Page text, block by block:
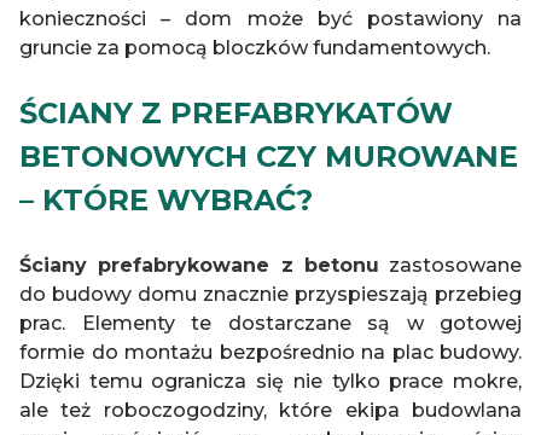
konieczności – dom może być postawiony na
gruncie za pomocą bloczków fundamentowych.
ŚCIANY Z PREFABRYKATÓW
BETONOWYCH CZY MUROWANE
– KTÓRE WYBRAĆ?
Ściany prefabrykowane z betonu zastosowane
do budowy domu znacznie przyspieszają przebieg
prac. Elementy te dostarczane są w gotowej
formie do montażu bezpośrednio na plac budowy.
Dzięki temu ogranicza się nie tylko prace mokre,
ale też roboczogodziny, które ekipa budowlana